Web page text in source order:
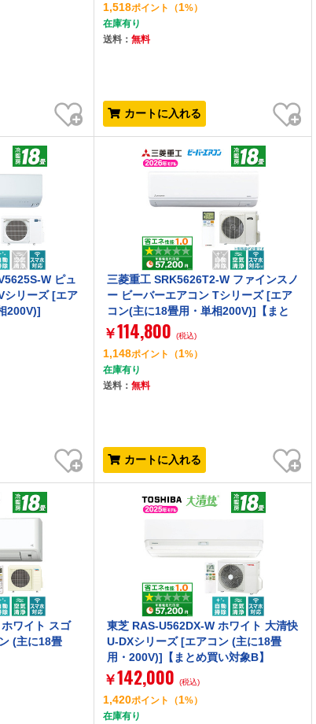
お気に入り
1,518ポイント （1%）
在庫有り
送料： 無料
カートに入れる
お気に入り
W ピュ
シリーズ [エア
200V)]
お気に入り
三菱重工 SRK5626T2-W ファインスノ
ー ビーバーエアコン Tシリーズ [エア
コン(主に18畳用・単相200V)]【まと
め買い対象B】
￥114,800 (税込)
1,148ポイント （1%）
在庫有り
送料： 無料
カートに入れる
お気に入り
ワイト スゴ
(主に18畳
東芝 RAS-U562DX-W ホワイト 大清快
U-DXシリーズ [エアコン (主に18畳
用・200V)]【まとめ買い対象B】
￥142,000 (税込)
1,420ポイント （1%）
在庫有り